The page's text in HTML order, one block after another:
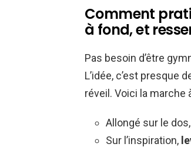
Comment
à fond, et
Pas besoin d’être
L’idée, c’est presque
réveil. Voici la marche
Allongé sur le
Sur l’inspiration,